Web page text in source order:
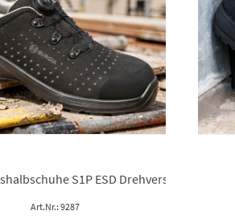
S1P ESD Drehverschluss
Art.Nr.: 9287